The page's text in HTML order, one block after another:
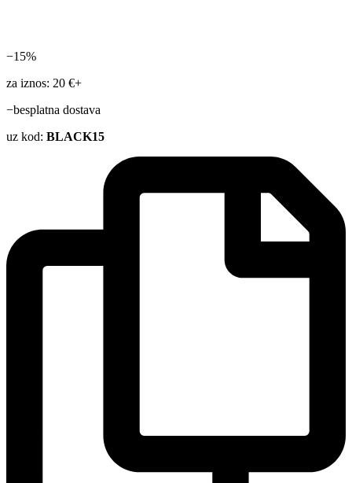
−15%
za iznos: 20 €+
−besplatna dostava
uz kod: BLACK15